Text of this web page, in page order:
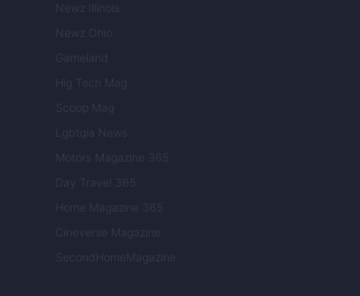
Newz Illinois
Newz Ohio
Gameland
Hig Tech Mag
Scoop Mag
Lgbtqia News
Motors Magazine 365
Day Travel 365
Home Magazine 365
Cineverse Magazine
SecondHomeMagazine